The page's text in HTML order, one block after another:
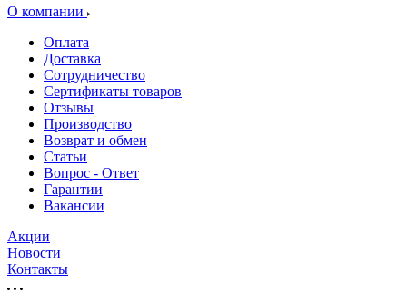
О компании
Оплата
Доставка
Сотрудничество
Сертификаты товаров
Отзывы
Производство
Возврат и обмен
Статьи
Вопрос - Ответ
Гарантии
Вакансии
Акции
Новости
Контакты